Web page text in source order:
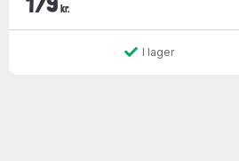
kr.
I lager